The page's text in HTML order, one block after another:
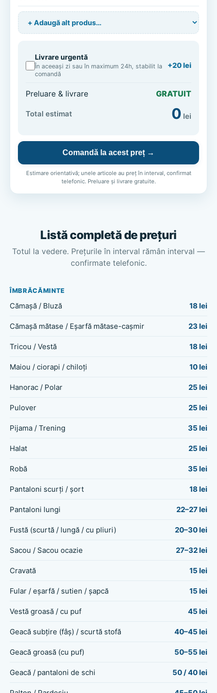
Livrare urgentă
În aceeași zi sau în maximum 24h, stabilit la
comandă
+20 lei
Preluare & livrare GRATUIT
Total estimat 0 lei
Comandă la acest preț →
Estimare orientativă; unele articole au preț în interval, confirmat
telefonic. Preluare și livrare gratuite.
Listă completă de prețuri
Totul la vedere. Prețurile în interval rămân interval —
confirmate telefonic.
ÎMBRĂCĂMINTE
Cămașă / Bluză 18 lei
Cămașă mătase / Eșarfă mătase-cașmir 23 lei
Tricou / Vestă 18 lei
Maiou / ciorapi / chiloți 10 lei
Hanorac / Polar 25 lei
Pulover 25 lei
Pijama / Trening 35 lei
Halat 25 lei
Robă 35 lei
Pantaloni scurți / șort 18 lei
Pantaloni lungi 22–27 lei
Fustă (scurtă / lungă / cu pliuri) 20–30 lei
Sacou / Sacou ocazie 27–32 lei
Cravată 15 lei
Fular / eșarfă / sutien / șapcă 15 lei
Vestă groasă / cu puf 45 lei
Geacă subțire (fâș) / scurtă stofă 40–45 lei
Geacă groasă (cu puf) 50–55 lei
Geacă / pantaloni de schi 50 / 40 lei